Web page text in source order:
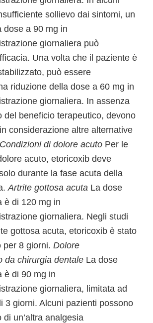
sollievo dai sintomi, un
dose a 90 mg in
giornaliera può
Una volta che il paziente è
può essere
riduzione della dose a 60 mg in
giornaliera. In assenza
del beneficio terapeutico, devono
considerazione altre alternative
Condizioni di dolore acuto Per le
acuto, etoricoxib deve
durante la fase acuta della
Artrite gottosa acuta La dose
è di 120 mg in
giornaliera. Negli studi
gottosa acuta, etoricoxib è stato
per 8 giorni. Dolore
da chirurgia dentale La dose
è di 90 mg in
giornaliera, limitata ad
3 giorni. Alcuni pazienti possono
un’altra analgesia